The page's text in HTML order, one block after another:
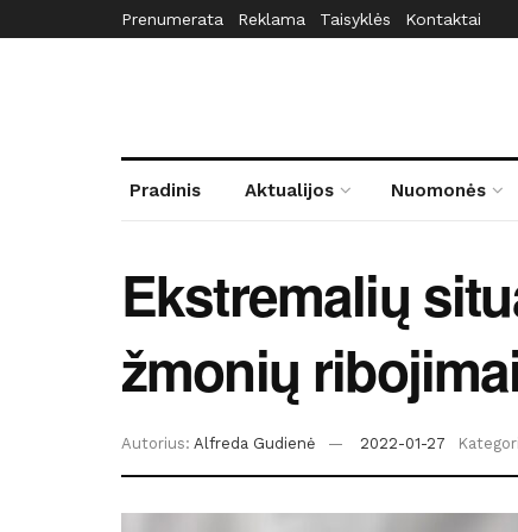
Prenumerata Reklama Taisyklės Kontaktai
Pradinis Aktualijos Nuomonės
Ekstremalių
žmonių
Autorius: Alfreda Gudienė 2022-01-27